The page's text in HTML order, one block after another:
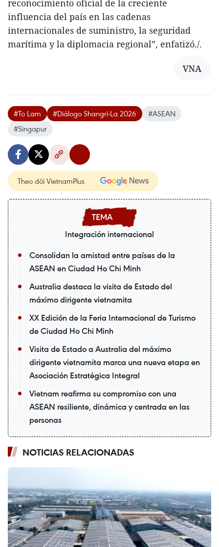
reconocimiento oficial de la creciente
influencia del país en las cadenas
internacionales de suministro, la seguridad
marítima y la diplomacia regional”, enfatizó./.
VNA
#To Lam #Diálogo Shangri-La 2026
#ASEAN
#Singapur
Theo dõi VietnamPlus
Integración internacional
Consolidan la amistad entre países de la
ASEAN en Ciudad Ho Chi Minh
Australia destaca la visita de Estado del
máximo dirigente vietnamita
XX Edición de la Feria Internacional de Turismo
de Ciudad Ho Chi Minh
Visita de Estado a Australia del máximo
dirigente vietnamita marca una nueva etapa en
Asociación Estratégica Integral
Vietnam reafirma su compromiso con una
ASEAN resiliente, dinámica y centrada en las
personas
NOTICIAS RELACIONADAS